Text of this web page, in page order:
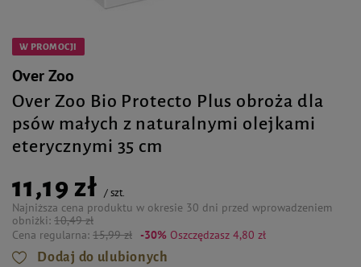
W PROMOCJI
Over Zoo
Over Zoo Bio Protecto Plus obroża dla
psów małych z naturalnymi olejkami
eterycznymi 35 cm
11,19 zł /szt.
Najniższa cena produktu w okresie 30 dni przed wprowadzeniem
obniżki: 10,49 zł
Cena regularna: 15,99 zł -30% Oszczędzasz 4,80 zł
Dodaj do ulubionych